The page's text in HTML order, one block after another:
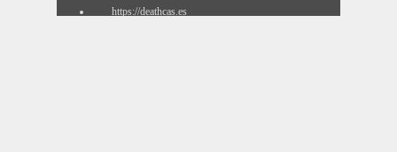
https://deathcas.es